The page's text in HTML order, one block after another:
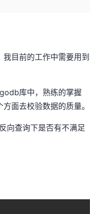
目前的工作中需要用到
库中，熟练的掌握
面去校验数据的质量。
向查询下是否有不满足